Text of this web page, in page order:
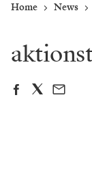
Home News